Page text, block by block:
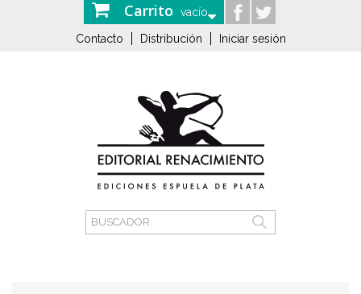
Carrito vacío
Contacto Distribución Iniciar sesión